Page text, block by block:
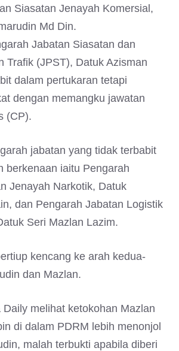
Siasatan Jenayah Komersial,
Md Din.
Jabatan Siasatan dan
Trafik (JPST), Datuk Azisman
dalam pertukaran tetapi
dengan memangku jawatan
(CP).
jabatan yang tidak terbabit
berkenaan iaitu Pengarah
Jenayah Narkotik, Datuk
dan Pengarah Jabatan Logistik
Seri Mazlan Lazim.
kencang ke arah kedua-
dan Mazlan.
Daily melihat ketokohan Mazlan
di dalam PDRM lebih menonjol
malah terbukti apabila diberi